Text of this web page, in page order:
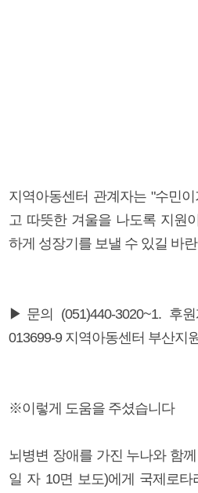
지역아동센터 관계자는 "수민
고 따뜻한 겨울을 나도록 지원
하게 성장기를 보낼 수 있길 바
▶문의 (051)440-3020~1. 후
013699-9 지역아동센터 부산지
※이렇게 도움을 주셨습니다
뇌병변 장애를 가진 누나와 함
일 자 10면 보도)에게 국제로타